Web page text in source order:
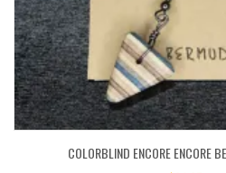
COLORBLIND ENCORE ENCORE